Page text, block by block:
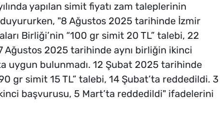
yapılan simit fiyatı zam taleplerinin
"8 Ağustos 2025 tarihinde İzmir
Birliği’nin “100 gr simit 20 TL” talebi, 22
Ağustos 2025 tarihinde aynı birliğin ikinci
uygun bulunmadı. 12 Şubat 2025 tarihinde
gr simit 15 TL” talebi, 14 Şubat’ta reddedildi. 3
başvurusu, 5 Mart’ta reddedildi" ifadelerini